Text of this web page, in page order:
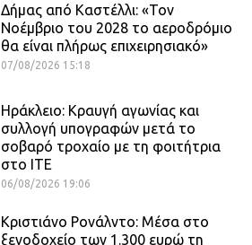
Δήμας από Καστέλλι: «Τον
Νοέμβριο του 2028 το αεροδρόμιο
θα είναι πλήρως επιχειρησιακό»
07/08/2026 15:18
Ηράκλειο: Κραυγή αγωνίας και
συλλογή υπογραφών μετά το
σοβαρό τροχαίο με τη φοιτήτρια
στο ΙΤΕ
06/08/2026 19:06
Κριστιάνο Ρονάλντο: Μέσα στο
ξενοδοχείο των 1.300 ευρώ τη